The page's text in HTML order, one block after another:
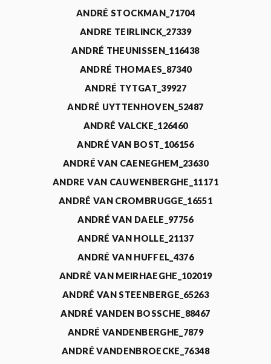
ANDRÉ STOCKMAN_71704
ANDRE TEIRLINCK_27339
ANDRÉ THEUNISSEN_116438
ANDRÉ THOMAES_87340
ANDRÉ TYTGAT_39927
ANDRÉ UYTTENHOVEN_52487
ANDRÉ VALCKE_126460
ANDRÉ VAN BOST_106156
ANDRÉ VAN CAENEGHEM_23630
ANDRE VAN CAUWENBERGHE_11171
ANDRÉ VAN CROMBRUGGE_16551
ANDRÉ VAN DAELE_97756
ANDRÉ VAN HOLLE_21137
ANDRÉ VAN HUFFEL_4376
ANDRÉ VAN MEIRHAEGHE_102019
ANDRÉ VAN STEENBERGE_65263
ANDRÉ VANDEN BOSSCHE_88467
ANDRÉ VANDENBERGHE_7879
ANDRÉ VANDENBROECKE_76348